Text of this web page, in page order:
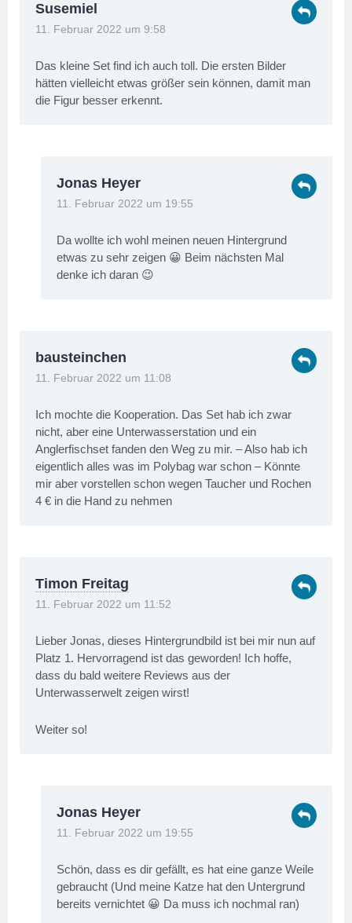
Susemiel
11. Februar 2022 um 9:58
Das kleine Set find ich auch toll. Die ersten Bilder
hätten vielleicht etwas größer sein können, damit man
die Figur besser erkennt.
Jonas Heyer
11. Februar 2022 um 19:55
Da wollte ich wohl meinen neuen Hintergrund
etwas zu sehr zeigen 😀 Beim nächsten Mal
denke ich daran 😉
bausteinchen
11. Februar 2022 um 11:08
Ich mochte die Kooperation. Das Set hab ich zwar
nicht, aber eine Unterwasserstation und ein
Anglerfischset fanden den Weg zu mir. – Also hab ich
eigentlich alles was im Polybag war schon – Könnte
mir aber vorstellen schon wegen Taucher und Rochen
4 € in die Hand zu nehmen
Timon Freitag
11. Februar 2022 um 11:52
Lieber Jonas, dieses Hintergrundbild ist bei mir nun auf
Platz 1. Hervorragend ist das geworden! Ich hoffe,
dass du bald weitere Reviews aus der
Unterwasserwelt zeigen wirst!
Weiter so!
Jonas Heyer
11. Februar 2022 um 19:55
Schön, dass es dir gefällt, es hat eine ganze Weile
gebraucht (Und meine Katze hat den Untergrund
bereits vernichtet 😀 Da muss ich nochmal ran)